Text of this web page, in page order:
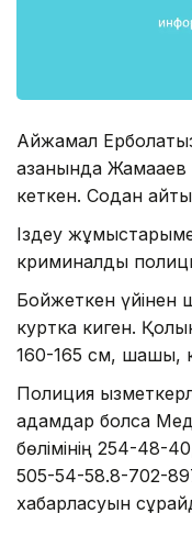
Айжамал
қазанында
кеткен. Содан
Іздеу
криминалды
Бойжеткен үйінен
куртка киген.
160-165 см, шашы,
Полиция
адамдар болса
бөлімінің 254-48-
505-54-58.8-702-
хабарласуын